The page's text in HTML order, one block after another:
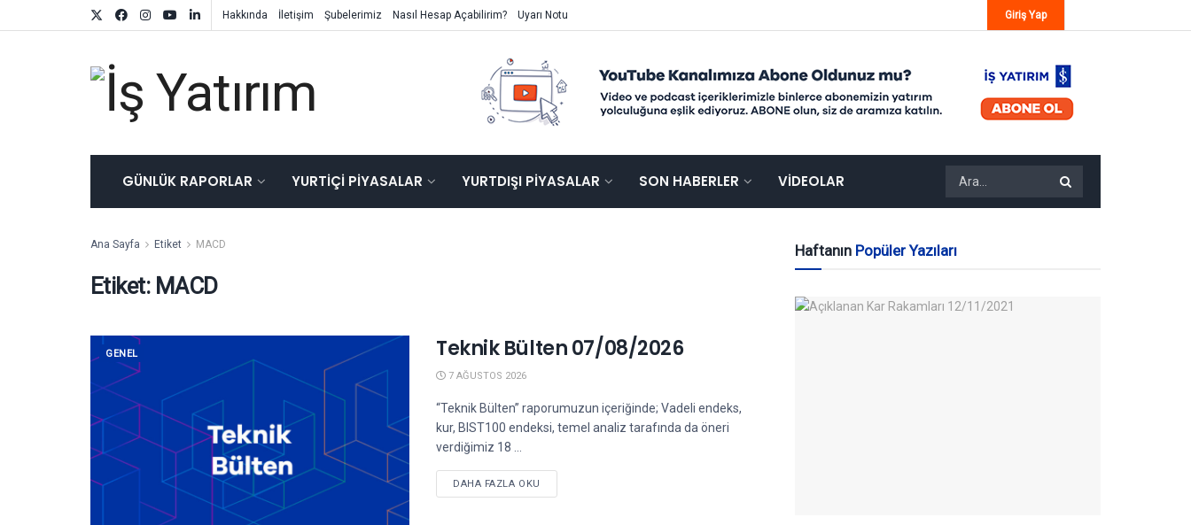
Hakkında İletişim Şubelerimiz Nasıl Hesap Açabilirim? Uyarı Notu Giriş Yap
GÜNLÜK RAPORLAR YURTIÇI PIYASALAR YURTDIŞI PIYASALAR SON HABERLER VIDEOLAR
Ana Sayfa Etiket MACD
Etiket: MACD
GENEL Teknik Bülten 07/08/2026
7 AĞUSTOS 2026
“Teknik Bülten” raporumuzun içeriğinde; Vadeli endeks,
kur, BIST100 endeksi, temel analiz tarafında da öneri
verdiğimiz 18 ...
DAHA FAZLA OKU
Haftanın Popüler Yazıları